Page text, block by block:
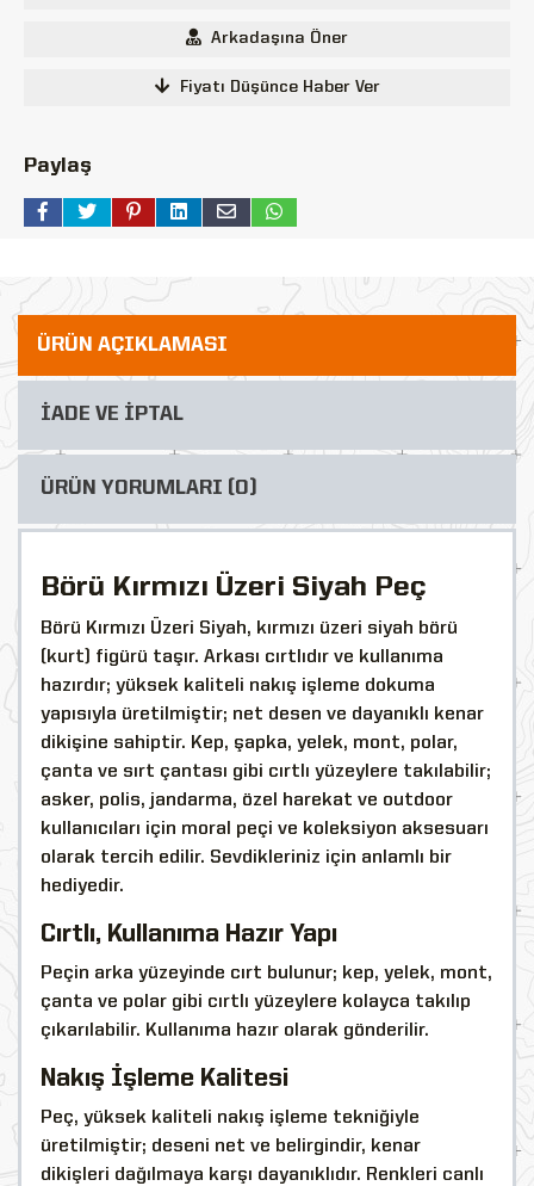
Arkadaşına Öner
Fiyatı Düşünce Haber Ver
Paylaş
ÜRÜN AÇIKLAMASI
İADE VE İPTAL
ÜRÜN YORUMLARI (0)
Börü Kırmızı Üzeri Siyah Peç
Börü Kırmızı Üzeri Siyah, kırmızı üzeri siyah börü
(kurt) figürü taşır. Arkası cırtlıdır ve kullanıma
hazırdır; yüksek kaliteli nakış işleme dokuma
yapısıyla üretilmiştir; net desen ve dayanıklı kenar
dikişine sahiptir. Kep, şapka, yelek, mont, polar,
çanta ve sırt çantası gibi cırtlı yüzeylere takılabilir;
asker, polis, jandarma, özel harekat ve outdoor
kullanıcıları için moral peçi ve koleksiyon aksesuarı
olarak tercih edilir. Sevdikleriniz için anlamlı bir
hediyedir.
Cırtlı, Kullanıma Hazır Yapı
Peçin arka yüzeyinde cırt bulunur; kep, yelek, mont,
çanta ve polar gibi cırtlı yüzeylere kolayca takılıp
çıkarılabilir. Kullanıma hazır olarak gönderilir.
Nakış İşleme Kalitesi
Peç, yüksek kaliteli nakış işleme tekniğiyle
üretilmiştir; deseni net ve belirgindir, kenar
dikişleri dağılmaya karşı dayanıklıdır. Renkleri canlı